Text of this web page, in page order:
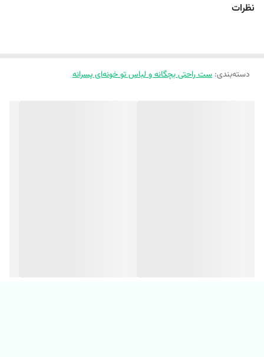
🧸 ست تیشرت و شورتک راحتی عروسکی
نظرات
دسته‌بندی: ست راحتی بچگانه و لباس تو خونه‌ای پسرانه